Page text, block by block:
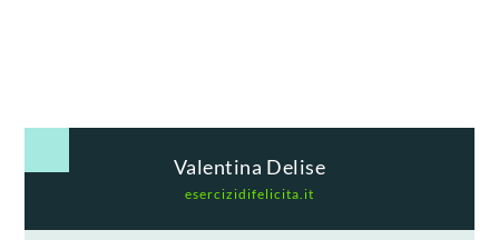
Valentina Delise
esercizidifelicita.it